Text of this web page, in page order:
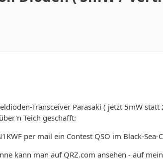
Transceiver Parasaki ( jetzt 5mW
Teich geschafft:
per mail ein Contest QSO im Black-
kann man auf QRZ.com ansehen - auf